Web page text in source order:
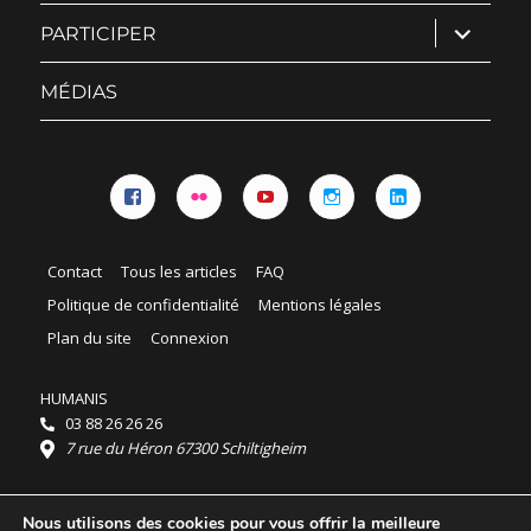
PARTICIPER ouvrir
le
sous-
MÉDIAS
Contact Tous les articles
FAQ
Politique de confidentialité
Mentions légales
Plan du site
Connexion
HUMANIS
03 88 26 26 26
7 rue du Héron 67300 Schiltigheim
Horaires :
HUMANIS : du lundi au vendredi 9h - 18h
Nous utilisons des cookies pour vous offrir la meilleure